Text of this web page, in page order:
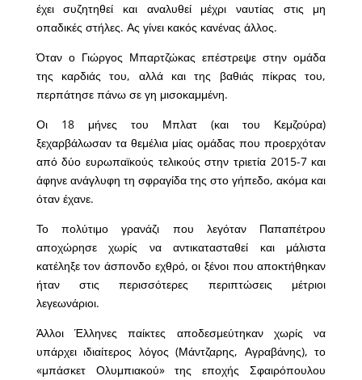
έχει συζητηθεί και αναλυθεί μέχρι ναυτίας στις μη
οπαδικές στήλες. Ας γίνει κακός κανένας άλλος.
Όταν ο Γιώργος Μπαρτζώκας επέστρεψε στην ομάδα
της καρδιάς του, αλλά και της βαθιάς πίκρας του,
περπάτησε πάνω σε γη μισοκαμμένη.
Οι 18 μήνες του Μπλατ (και του Κεμζούρα)
ξεχαρβάλωσαν τα θεμέλια μίας ομάδας που προερχόταν
από δύο ευρωπαϊκούς τελικούς στην τριετία 2015-7 και
άφηνε ανάγλυφη τη σφραγίδα της στο γήπεδο, ακόμα και
όταν έχανε.
Το πολύτιμο γρανάζι που λεγόταν Παπαπέτρου
αποχώρησε χωρίς να αντικατασταθεί και μάλιστα
κατέληξε τον άσπονδο εχθρό, οι ξένοι που αποκτήθηκαν
ήταν στις περισσότερες περιπτώσεις μέτριοι
λεγεωνάριοι.
Άλλοι Έλληνες παίκτες αποδεσμεύτηκαν χωρίς να
υπάρχει ιδιαίτερος λόγος (Μάντζαρης, Αγραβάνης), το
«μπάσκετ Ολυμπιακού» της εποχής Σφαιρόπουλου